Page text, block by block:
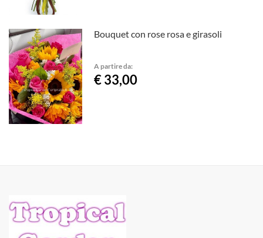
Bouquet con rose rosa e girasoli
A partire da:
€ 33,00